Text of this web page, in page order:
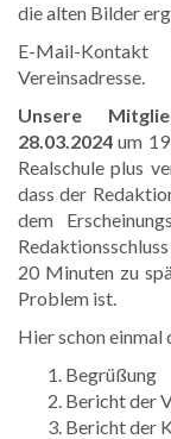
die alten Bilder
E-Mail-
Vereinsadresse.
Unsere
28.03.2024 um
Realschule plus
dass der
dem
20 Minuten zu
Problem ist.
Hier schon einmal
Begrüßung
Bericht der
Bericht der